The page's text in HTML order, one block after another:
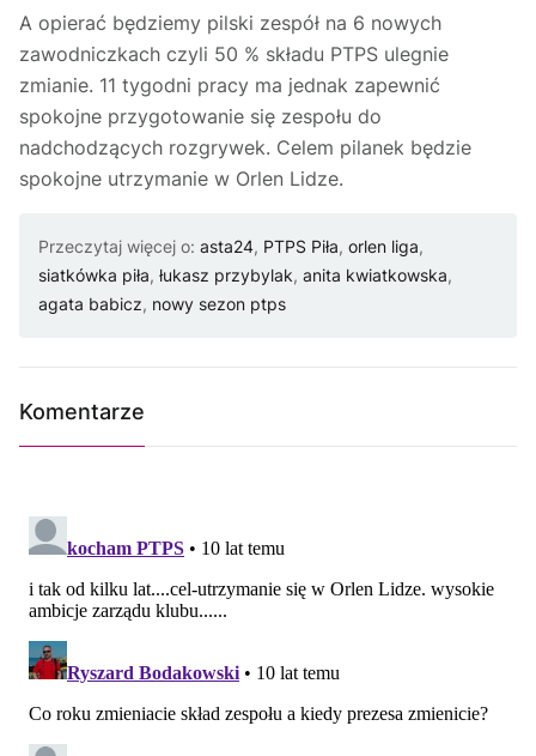
A opierać będziemy pilski zespół na 6 nowych
zawodniczkach czyli 50 % składu PTPS ulegnie
zmianie. 11 tygodni pracy ma jednak zapewnić
spokojne przygotowanie się zespołu do
nadchodzących rozgrywek. Celem pilanek będzie
spokojne utrzymanie w Orlen Lidze.
Przeczytaj więcej o: asta24, PTPS Piła, orlen liga,
siatkówka piła, łukasz przybylak, anita kwiatkowska,
agata babicz, nowy sezon ptps
Komentarze